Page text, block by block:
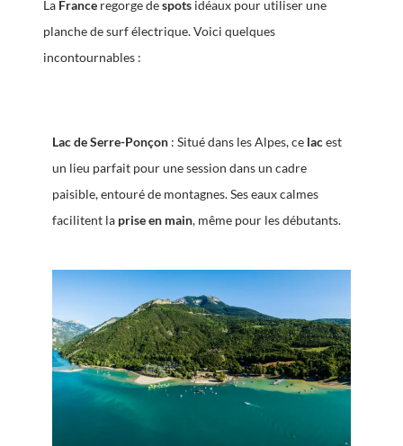
La France regorge despots idéaux pour utiliser une
planche de surf électrique. Voici quelques
incontournables :
Lac de Serre-Ponçon : Situé dans les Alpes, ce lacest
un lieu parfait pour une session dans un cadre
paisible, entouré de montagnes. Ses eaux calmes
facilitent la prise en main, même pour les débutants.